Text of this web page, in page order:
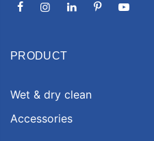
PRODUCT
Wet & dry clean
Accessories